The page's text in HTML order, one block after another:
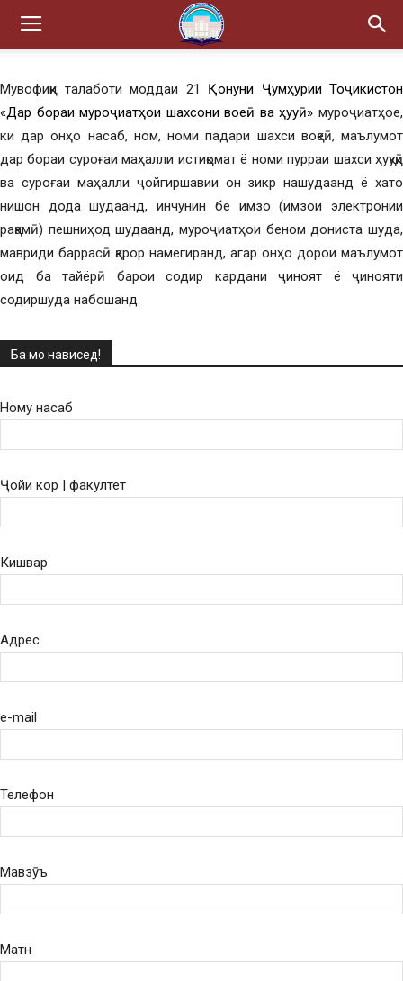
Мувофиқи талаботи моддаи 21 Қонуни Ҷумҳурии Тоҷикистон
«Дар бораи муроҷиатҳои шахсони воқеӣ ва ҳуқуқӣ» муроҷиатҳое,
ки дар онҳо насаб, ном, номи падари шахси воқеӣ, маълумот
дар бораи суроғаи маҳалли истиқомат ё номи пурраи шахси ҳуқуқӣ
ва суроғаи маҳалли ҷойгиршавии он зикр нашудаанд ё хато
нишон дода шудаанд, инчунин бе имзо (имзои электронии
рақамӣ) пешниҳод шудаанд, муроҷиатҳои беном дониста шуда,
мавриди баррасӣ қарор намегиранд, агар онҳо дорои маълумот
оид ба тайёрӣ барои содир кардани ҷиноят ё ҷинояти
содиршуда набошанд.
Ба мо нависед!
Ному насаб
Ҷойи кор | факултет
Кишвар
Адрес
e-mail
Телефон
Мавзӯъ
Матн